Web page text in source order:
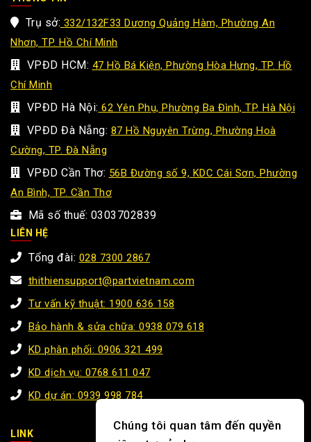
Trụ sở: 332/132F33 Dương Quảng Hàm, Phường An
Nhơn, TP. Hồ Chí Minh
VPĐD HCM: 47 Hồ Bá Kiện, Phường Hòa Hưng, TP. Hồ
Chí Minh
VPĐD Hà Nội: 62 Yên Phụ, Phường Ba Đình, TP. Hà Nội
VPĐD Đà Nẵng: 87 Hồ Nguyên Trừng, Phường Hoà
Cường, TP. Đà Nẵng
VPĐD Cần Thơ: 56B Đường số 9, KDC Cái Sơn, Phường
An Bình, TP. Cần Thơ
Mã số thuế: 0303702839
LIÊN HỆ
Tổng đài: 028 7300 2867
thithiensupport@partvietnam.com
Tư vấn kỹ thuật: 1900 636 158
Bảo hành & sửa chữa: 0938 079 618
KD phân phối: 0906 321 499
KD dịch vụ: 0768 611 047
KD dự án: 0939 998 784
LINK
Chúng tôi quan tâm đến quyền